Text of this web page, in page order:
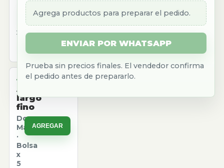
Natura
Caja
x
AGREGAR
ALMACEN
Arroz
largo
fino
Don
Marcos
·
Bolsa
x
5
AGREGAR
Agrega productos para preparar el pedido.
ENVIAR POR WHATSAPP
Prueba sin precios finales. El vendedor confirma
el pedido antes de prepararlo.